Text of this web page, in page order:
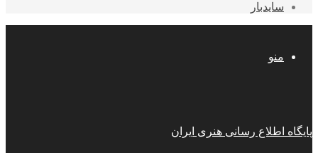
سایدبار
منو
پایگاه اطلاع رسانی هنری ایران